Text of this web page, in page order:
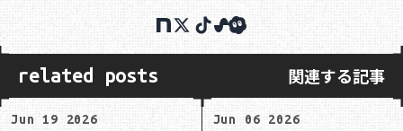
related posts 関連する記事
Jun 19 2026 Jun 06 2026